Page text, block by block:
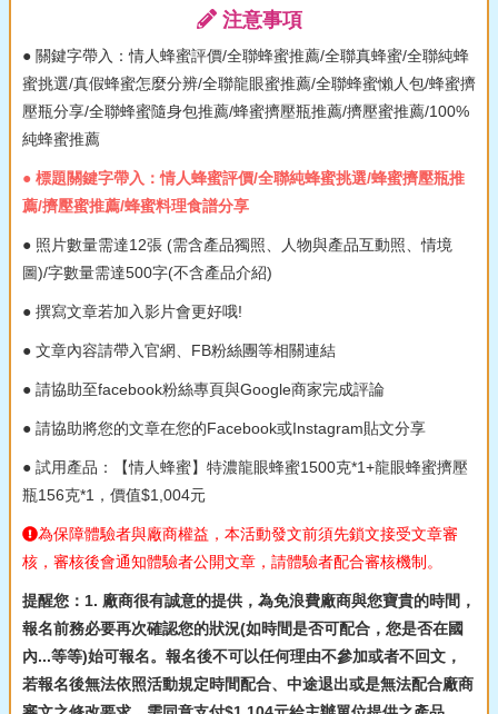
注意事項
● 關鍵字帶入：情人蜂蜜評價/全聯蜂蜜推薦/全聯真蜂蜜/全聯純蜂
蜜挑選/真假蜂蜜怎麼分辨/全聯龍眼蜜推薦/全聯蜂蜜懶人包/蜂蜜擠
壓瓶分享/全聯蜂蜜隨身包推薦/蜂蜜擠壓瓶推薦/擠壓蜜推薦/100%
純蜂蜜推薦
● 標題關鍵字帶入：情人蜂蜜評價/全聯純蜂蜜挑選/蜂蜜擠壓瓶推
薦/擠壓蜜推薦/蜂蜜料理食譜分享
● 照片數量需達12張 (需含產品獨照、人物與產品互動照、情境
圖)/字數量需達500字(不含產品介紹)
● 撰寫文章若加入影片會更好哦!
● 文章內容請帶入官網、FB粉絲團等相關連結
● 請協助至facebook粉絲專頁與Google商家完成評論
● 請協助將您的文章在您的Facebook或Instagram貼文分享
● 試用產品：【情人蜂蜜】特濃龍眼蜂蜜1500克*1+龍眼蜂蜜擠壓
瓶156克*1，價值$1,004元
為保障體驗者與廠商權益，本活動發文前須先鎖文接受文章審
核，審核後會通知體驗者公開文章，請體驗者配合審核機制。
提醒您：1. 廠商很有誠意的提供，為免浪費廠商與您寶貴的時間，
報名前務必要再次確認您的狀況(如時間是否可配合，您是否在國
內...等等)始可報名。報名後不可以任何理由不參加或者不回文，
若報名後無法依照活動規定時間配合、中途退出或是無法配合廠商